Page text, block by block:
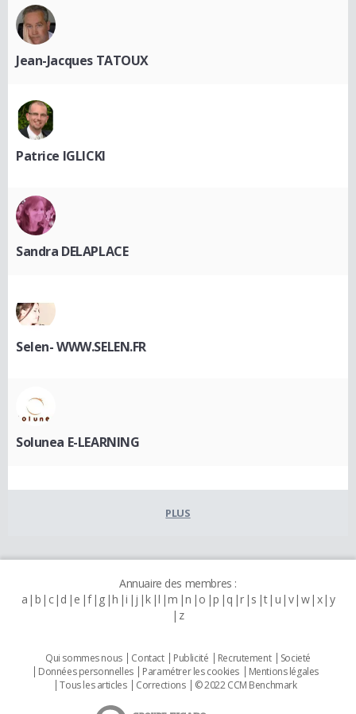
Jean-Jacques TATOUX
Patrice IGLICKI
Sandra DELAPLACE
Selen- WWW.SELEN.FR
Solunea E-LEARNING
PLUS
Annuaire des membres :
a b c d e f g h i j k l m n o p q r s t u v w x y
z
Qui sommes nous Contact Publicité Recrutement
Societé
Données personnelles
Paramétrer les cookies
Mentions légales
Tous les articles
Corrections © 2022 CCM Benchmark